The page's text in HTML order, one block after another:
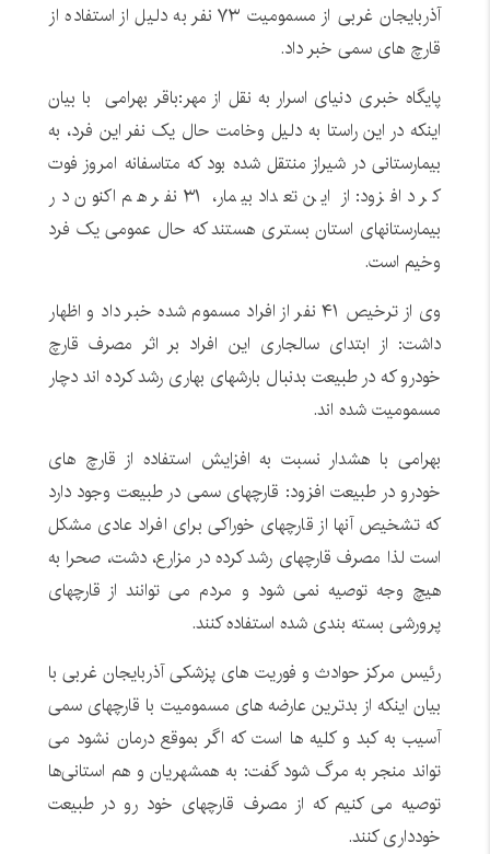
آذربایجان غربی از مسمومیت ۷۳ نفر به دلیل از استفاده از
قارچ های سمی خبر داد.
پایگاه خبری دنیای اسرار به نقل از مهر:باقر بهرامی با بیان
اینکه در این راستا به دلیل وخامت حال یک نفر این فرد، به
بیمارستانی در شیراز منتقل شده بود که متاسفانه امروز فوت
کرد افزود: از این تعداد بیمار، ۳۱ نفر هم اکنون در
بیمارستانهای استان بستری هستند که حال عمومی یک فرد
وخیم است.
وی از ترخیص ۴۱ نفر از افراد مسموم شده خبر داد و اظهار
داشت: از ابتدای سالجاری این افراد بر اثر مصرف قارچ
خودرو که در طبیعت بدنبال بارشهای بهاری رشد کرده اند دچار
مسمومیت شده اند.
بهرامی با هشدار نسبت به افزایش استفاده از قارچ های
خودرو در طبیعت افزود: قارچهای سمی در طبیعت وجود دارد
که تشخیص آنها از قارچهای خوراکی برای افراد عادی مشکل
است لذا مصرف قارچهای رشد کرده در مزارع، دشت، صحرا به
هیچ وجه توصیه نمی شود و مردم می توانند از قارچهای
پرورشی بسته بندی شده استفاده کنند.
رئیس مرکز حوادث و فوریت های پزشکی آذربایجان غربی با
بیان اینکه از بدترین عارضه های مسمومیت با قارچهای سمی
آسیب به کبد و کلیه ها است که اگر بموقع درمان نشود می
تواند منجر به مرگ شود گفت: به همشهریان و هم استانی‌ها
توصیه می کنیم که از مصرف قارچهای خود رو در طبیعت
خودداری کنند.